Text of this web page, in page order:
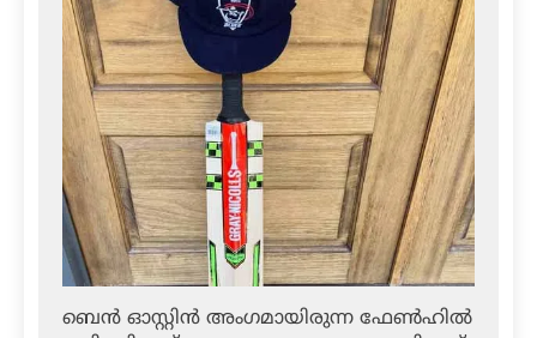
ബെന്‍ ഓസ്റ്റിന്‍ അംഗമായിരുന്ന ഫേണ്‍ഹില്‍